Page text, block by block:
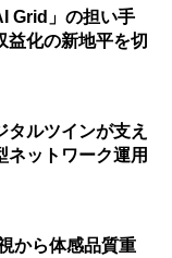
Grid」の担い手
化の新地平を切
タルツインが支え
ネットワーク運用
から体感品質重